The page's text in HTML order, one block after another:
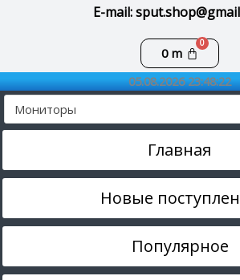
E-mail:
0m
Корзина
05.08.2026 23:48:22
Мониторы
Главная
Новые
Популярное